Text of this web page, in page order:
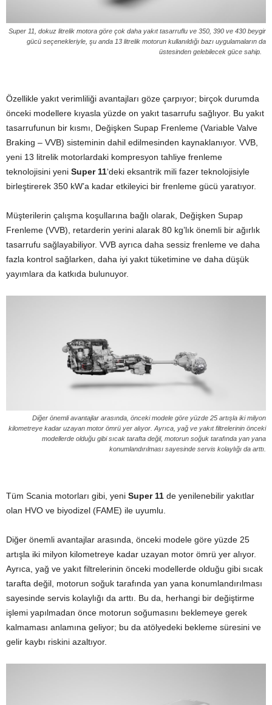
Super 11, dokuz litrelik motora göre çok daha yakıt tasarruflu ve 350, 390 ve 430 beygir
gücü seçenekleriyle, şu anda 13 litrelik motorun kullanıldığı bazı uygulamaların da
üstesinden gelebilecek güce sahip.
Özellikle yakıt verimliliği avantajları göze çarpıyor; birçok durumda
önceki modellere kıyasla yüzde on yakıt tasarrufu sağlıyor. Bu yakıt
tasarrufunun bir kısmı, Değişken Supap Frenleme (Variable Valve
Braking – VVB) sisteminin dahil edilmesinden kaynaklanıyor. VVB,
yeni 13 litrelik motorlardaki kompresyon tahliye frenleme
teknolojisini yeni Super 11‘deki eksantrik mili fazer teknolojisiyle
birleştirerek 350 kW’a kadar etkileyici bir frenleme gücü yaratıyor.
Müşterilerin çalışma koşullarına bağlı olarak, Değişken Supap
Frenleme (VVB), retarderin yerini alarak 80 kg’lık önemli bir ağırlık
tasarrufu sağlayabiliyor. VVB ayrıca daha sessiz frenleme ve daha
fazla kontrol sağlarken, daha iyi yakıt tüketimine ve daha düşük
yayımlara da katkıda bulunuyor.
Diğer önemli avantajlar arasında, önceki modele göre yüzde 25 artışla iki milyon
kilometreye kadar uzayan motor ömrü yer alıyor. Ayrıca, yağ ve yakıt filtrelerinin önceki
modellerde olduğu gibi sıcak tarafta değil, motorun soğuk tarafında yan yana
konumlandırılması sayesinde servis kolaylığı da arttı.
Tüm Scania motorları gibi, yeni Super 11 de yenilenebilir yakıtlar
olan HVO ve biyodizel (FAME) ile uyumlu.
Diğer önemli avantajlar arasında, önceki modele göre yüzde 25
artışla iki milyon kilometreye kadar uzayan motor ömrü yer alıyor.
Ayrıca, yağ ve yakıt filtrelerinin önceki modellerde olduğu gibi sıcak
tarafta değil, motorun soğuk tarafında yan yana konumlandırılması
sayesinde servis kolaylığı da arttı. Bu da, herhangi bir değiştirme
işlemi yapılmadan önce motorun soğumasını beklemeye gerek
kalmaması anlamına geliyor; bu da atölyedeki bekleme süresini ve
gelir kaybı riskini azaltıyor.